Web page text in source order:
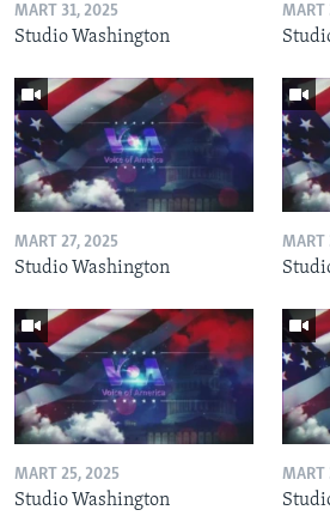
MART 31, 2025
Studio Washington
MART
MART 27, 2025
Studio Washington
MART
MART 25, 2025
Studio Washington
MART